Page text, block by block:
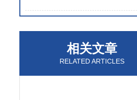
相关文章
RELATED ARTICLES